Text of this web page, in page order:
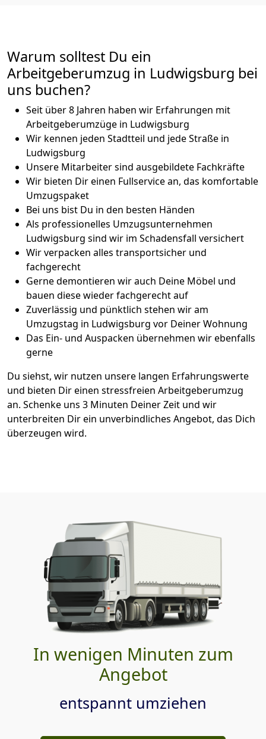
Warum solltest Du ein
Arbeitgeberumzug in Ludwigsburg bei
uns buchen?
Seit über 8 Jahren haben wir Erfahrungen mit
Arbeitgeberumzüge in Ludwigsburg
Wir kennen jeden Stadtteil und jede Straße in
Ludwigsburg
Unsere Mitarbeiter sind ausgebildete Fachkräfte
Wir bieten Dir einen Fullservice an, das komfortable
Umzugspaket
Bei uns bist Du in den besten Händen
Als professionelles Umzugsunternehmen
Ludwigsburg sind wir im Schadensfall versichert
Wir verpacken alles transportsicher und
fachgerecht
Gerne demontieren wir auch Deine Möbel und
bauen diese wieder fachgerecht auf
Zuverlässig und pünktlich stehen wir am
Umzugstag in Ludwigsburg vor Deiner Wohnung
Das Ein- und Auspacken übernehmen wir ebenfalls
gerne
Du siehst, wir nutzen unsere langen Erfahrungswerte
und bieten Dir einen stressfreien Arbeitgeberumzug
an. Schenke uns 3 Minuten Deiner Zeit und wir
unterbreiten Dir ein unverbindliches Angebot, das Dich
überzeugen wird.
In wenigen Minuten zum
Angebot
entspannt umziehen